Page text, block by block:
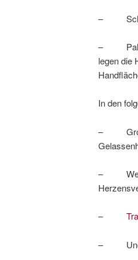
–
–
legen die
In den
–
–
–
–